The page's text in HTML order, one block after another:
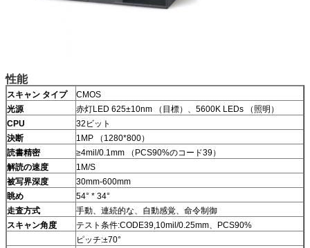
性能
スキャン タイプ
CMOS
光源
赤灯LED 625±10nm （目標）、5600K LEDs （照明）
CPU
32ビット
決断
1MP （1280*800）
読書精密
≥4mil/0.1mm （PCS90%のコード39）
解読の速度
1M/S
被写界深度
30mm-600mm
眺め
54° * 34°
走査方式
手動、連続的な、自動感覚、命令制御
スキャン角度
テスト条件:CODE39,10mil/0.25mm、PCS90%
ピッチ:±70°